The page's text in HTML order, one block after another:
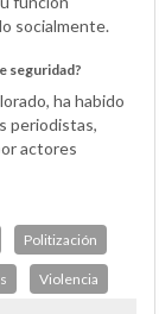
socialmente.
seguridad?
ha habido
periodistas,
actores
Politización
Violencia